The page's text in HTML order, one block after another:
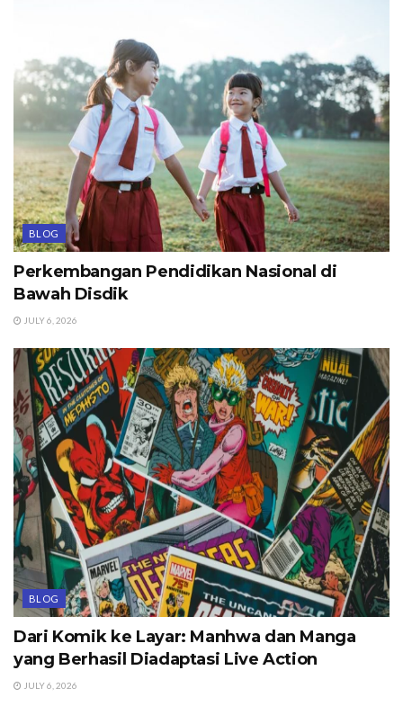
BLOG
Perkembangan Pendidikan Nasional di
Bawah Disdik
JULY 6, 2026
BLOG
Dari Komik ke Layar: Manhwa dan Manga
yang Berhasil Diadaptasi Live Action
JULY 6, 2026